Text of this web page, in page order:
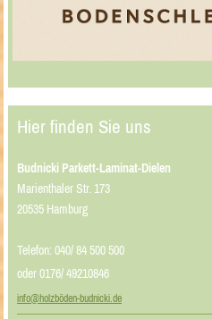
Hier finden Sie uns
Budnicki Parkett-Laminat-Dielen
Marienthaler Str. 173
20535 Hamburg
Telefon: 040/ 84 500 500
oder 0176/ 49210846
info@holzböden-budnicki.de